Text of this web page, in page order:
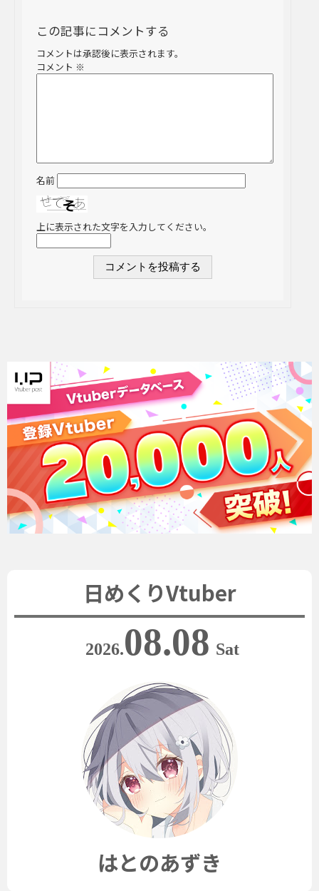
この記事にコメントする
コメントは承認後に表示されます。
コメント ※
名前
上に表示された文字を入力してください。
日めくりVtuber
2026.08.08 Sat
はとのあずき